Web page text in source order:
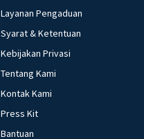
Layanan Pengaduan
Syarat & Ketentuan
Kebijakan Privasi
Tentang Kami
Kontak Kami
Press Kit
Bantuan